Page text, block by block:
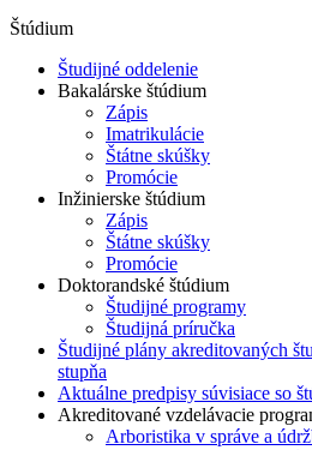
Štúdium
Študijné oddelenie
Bakalárske štúdium
Zápis
Imatrikulácie
Štátne skúšky
Promócie
Inžinierske štúdium
Zápis
Štátne skúšky
Promócie
Doktorandské štúdium
Študijné programy
Študijná príručka
Študijné plány akreditovaných
stupňa
Aktuálne predpisy súvisiace so
Akreditované vzdelávacie
Arboristika v správe a